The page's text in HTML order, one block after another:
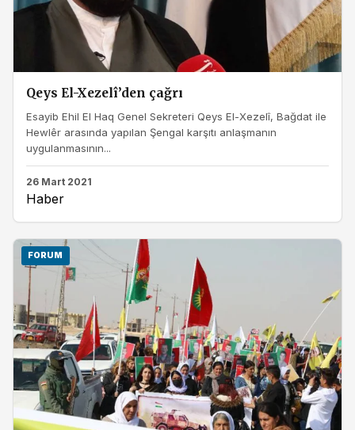
Qeys El-Xezelî’den çağrı
Esayib Ehil El Haq Genel Sekreteri Qeys El-Xezelî, Bağdat ile
Hewlêr arasında yapılan Şengal karşıtı anlaşmanın
uygulanmasının...
26 Mart 2021
Haber
FORUM